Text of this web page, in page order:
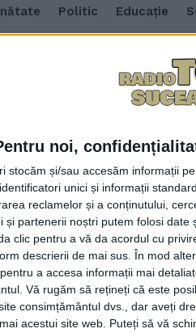
noi,
stocăm și/sau accesăm informații
unici și informații
reclamelor și a conținutului,
și partenerii noștri putem folosi
clic pentru a vă da acordul cu
descrierii de mai sus. În mod
a accesa informații mai
Vă rugăm să rețineți că este
consimțământul dvs., dar aveți
acestui site web. Puteți să vă
Politic Educație
Nicușor Dan
14 FEBRUARIE, 2025
PMP anunță că Nicușor
campania „România